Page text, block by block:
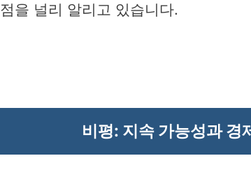
을 널리 알리고 있습니다.
비평: 지속 가능성과 경